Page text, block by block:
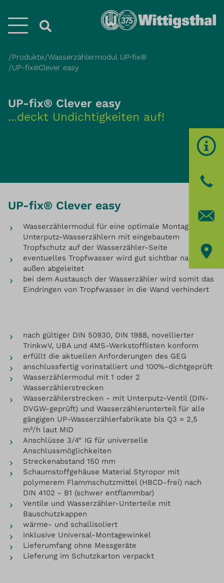
Menü
Produkte Wasserzählermodul UP‐fix®
UP-fix®Clever easy
UP-fix® Clever easy
...deckt Undichtigkeiten auf!
UP-fix® Clever easy
Wasserzählermodul für eine optimale Montage von
Unterputz-Wasserzählern mit eingebautem
Tropfschutz auf der Wasserzähler-Seite
eventuelles Tropfwasser wird gut sichtbar nach
außen abgeleitet
bei dem Austausch der Wasserzähler wird somit das
Eindringen von Tropfwasser in die Wand verhindert
nach gültiger DIN 50930, DIN 1988, novellierter
TrinkwV, UBA und 4MS-Werkstofflisten konform
erfüllt die aktuellen Anforderungen des GEG
anschlussfertig vorinstalliert und 100%-dichtgeprüft
Wasserzählermodul mit 1 oder 2
Wasserzählerstrecken
Wasserzählerstrecken - mit Unterputz-Ventil (DIN-
DVGW-geprüft) und Wasserzählerunterteil für alle
gängigen UP-Wasserzählerfabrikate bis Q3 = 2,5
m³/h laut MID
Anschlüsse 3/4“ IG für universelle
Anschlussmöglichkeiten
Streckenabstand 150 mm
Schaumstoffgehäuse Material Styropor mit
polymerem Flammschutzmittel (HBCD-frei) nach
DIN 4102 - B1 (schwer entflammbar)
Ventile und Wasserzähler-Unterteile mit
Bauschutzkappen
wärme- und schallisoliert
inklusive Universal-Montagewinkel
Lieferumfang ohne Messgeräte
Lieferung im Schutzkarton verpackt